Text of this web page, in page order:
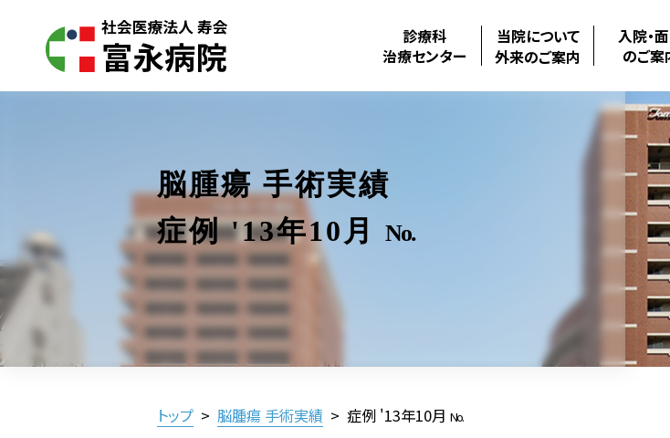
診療科
治療センター
当院について
外来のご案内
入院・
のご案
脳腫瘍 手術実績
症例 '13年10月
No.
トップ > 脳腫瘍 手術実績 > 症例 '13年10月No.